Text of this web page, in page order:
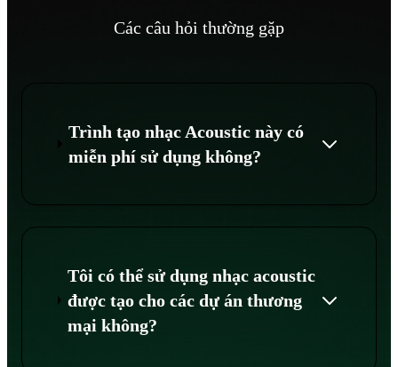
Các câu hỏi thường gặp
Trình tạo nhạc Acoustic này có
miễn phí sử dụng không?
Tôi có thể sử dụng nhạc acoustic
được tạo cho các dự án thương
mại không?